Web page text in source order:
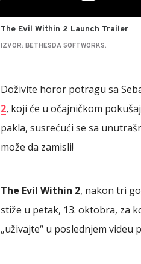
The Evil Within 2 Launch Trailer
IZVOR: BETHESDA SOFTWORKS.
Doživite horor potragu sa
2, koji će u očajničkom
pakla, susrećući se sa
može da zamisli!
The Evil Within 2, nakon tri
stiže u petak, 13. oktobra, za
„uživajte“ u poslednjem videu